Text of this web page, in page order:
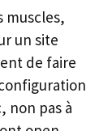
muscles,
un site
de faire
non pas à